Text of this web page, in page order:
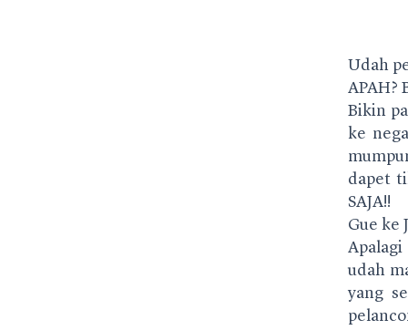
Udah
APAH?
Bikin
ke
dapet
SAJA!!
Gue ke
udah
yang